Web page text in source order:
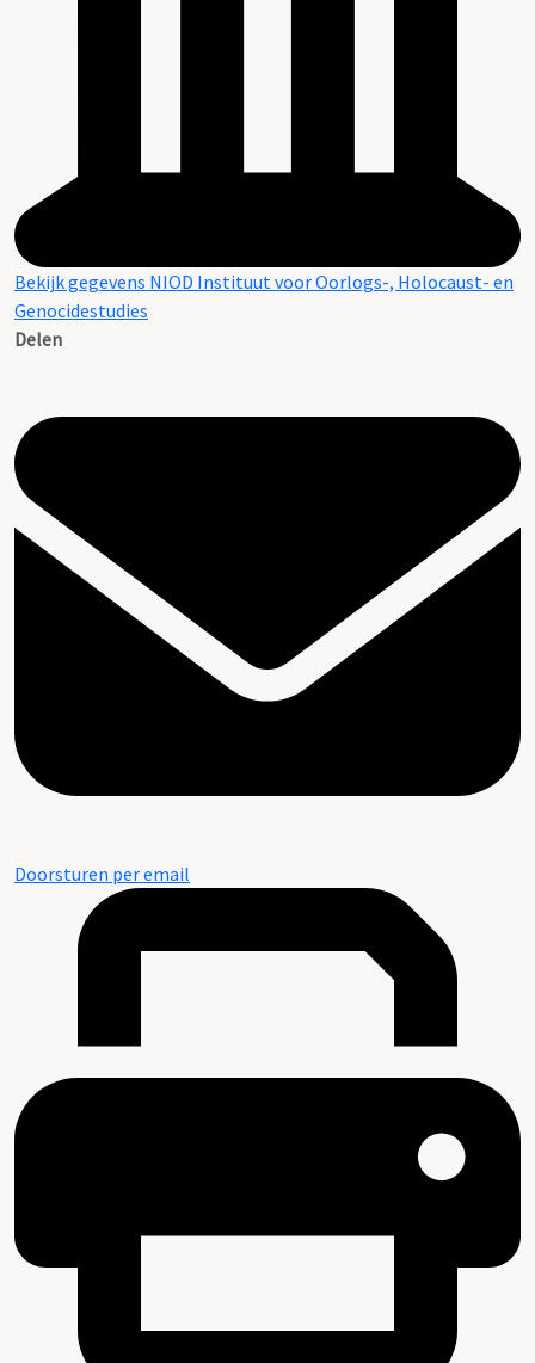
Bekijk gegevens NIOD Instituut voor Oorlogs-, Holocaust- en
Genocidestudies
Delen
Doorsturen per email